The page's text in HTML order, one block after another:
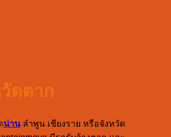
ดตาก
น่านลำพูน เชียงราย หรือจังหวัด